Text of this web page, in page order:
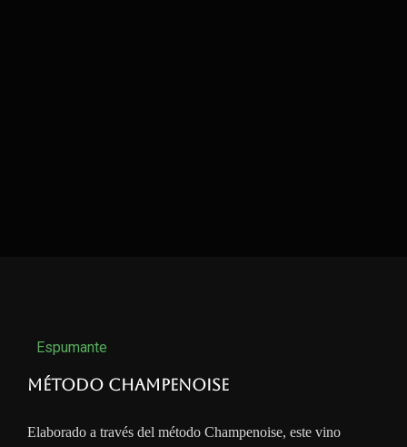
Espumante
Método Champenoise
Elaborado a través del método Champenoise, este vino